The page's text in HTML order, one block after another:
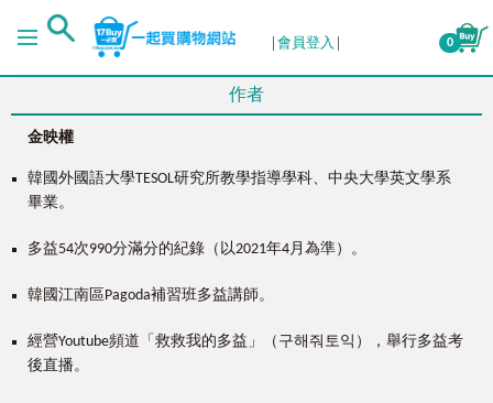
會員登入 0
作者
金映權
韓國外國語大學TESOL研究所教學指導學科、中央大學英文學系
畢業。
多益54次990分滿分的紀錄（以2021年4月為準）。
韓國江南區Pagoda補習班多益講師。
經營Youtube頻道「救救我的多益」（구해줘토익），舉行多益考
後直播。